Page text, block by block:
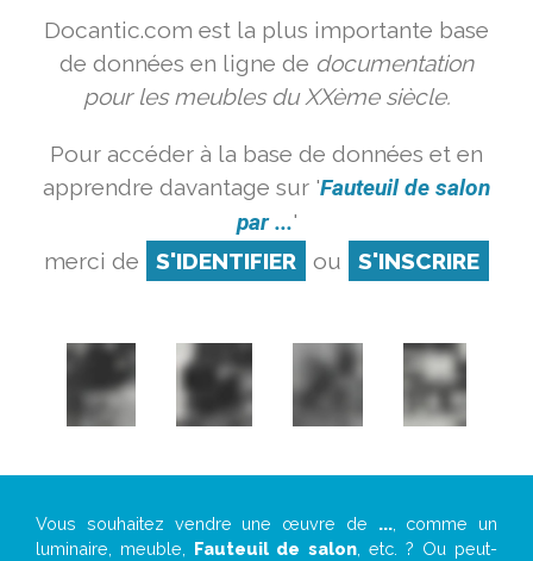
Docantic.com est la plus importante base
de données en ligne de documentation
pour les meubles du XXème siècle.
Pour accéder à la base de données et en
apprendre davantage sur 'Fauteuil de salon
par ...'
merci de
S'IDENTIFIER ou S'INSCRIRE
Vous souhaitez vendre une œuvre de ..., comme un
luminaire, meuble, Fauteuil de salon, etc. ? Ou peut-